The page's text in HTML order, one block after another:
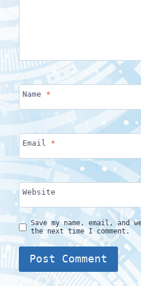
Name *
Email *
Website
Save my name, email,
the next time I comment.